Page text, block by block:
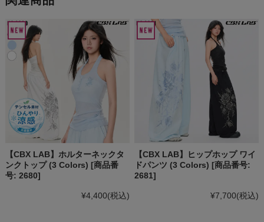
【CBX LAB】ホルターネックタ
ンクトップ (3 Colors) [商品番
号: 2680]
¥4,400(税込)
【CBX LAB】ヒップホップ ワイ
ドパンツ (3 Colors) [商品番号:
2681]
¥7,700(税込)